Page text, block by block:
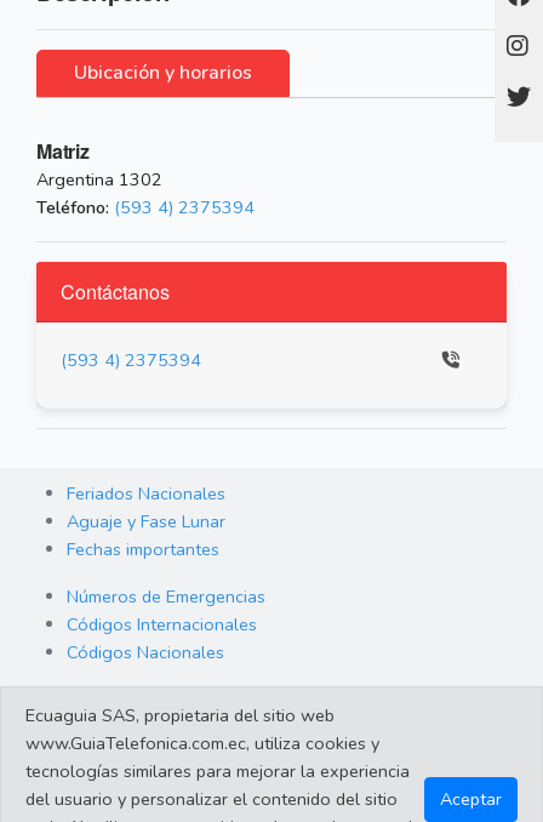
Ubicación y horarios
Matriz
Argentina 1302
Teléfono: (593 4) 2375394
Contáctanos
(593 4) 2375394
Feriados Nacionales
Aguaje y Fase Lunar
Fechas importantes
Números de Emergencias
Códigos Internacionales
Códigos Nacionales
Cambio de Divisas
Enlaces de interes
Ecuaguia SAS, propietaria del sitio web
www.GuiaTelefonica.com.ec, utiliza cookies y
tecnologías similares para mejorar la experiencia
del usuario y personalizar el contenido del sitio
Aceptar